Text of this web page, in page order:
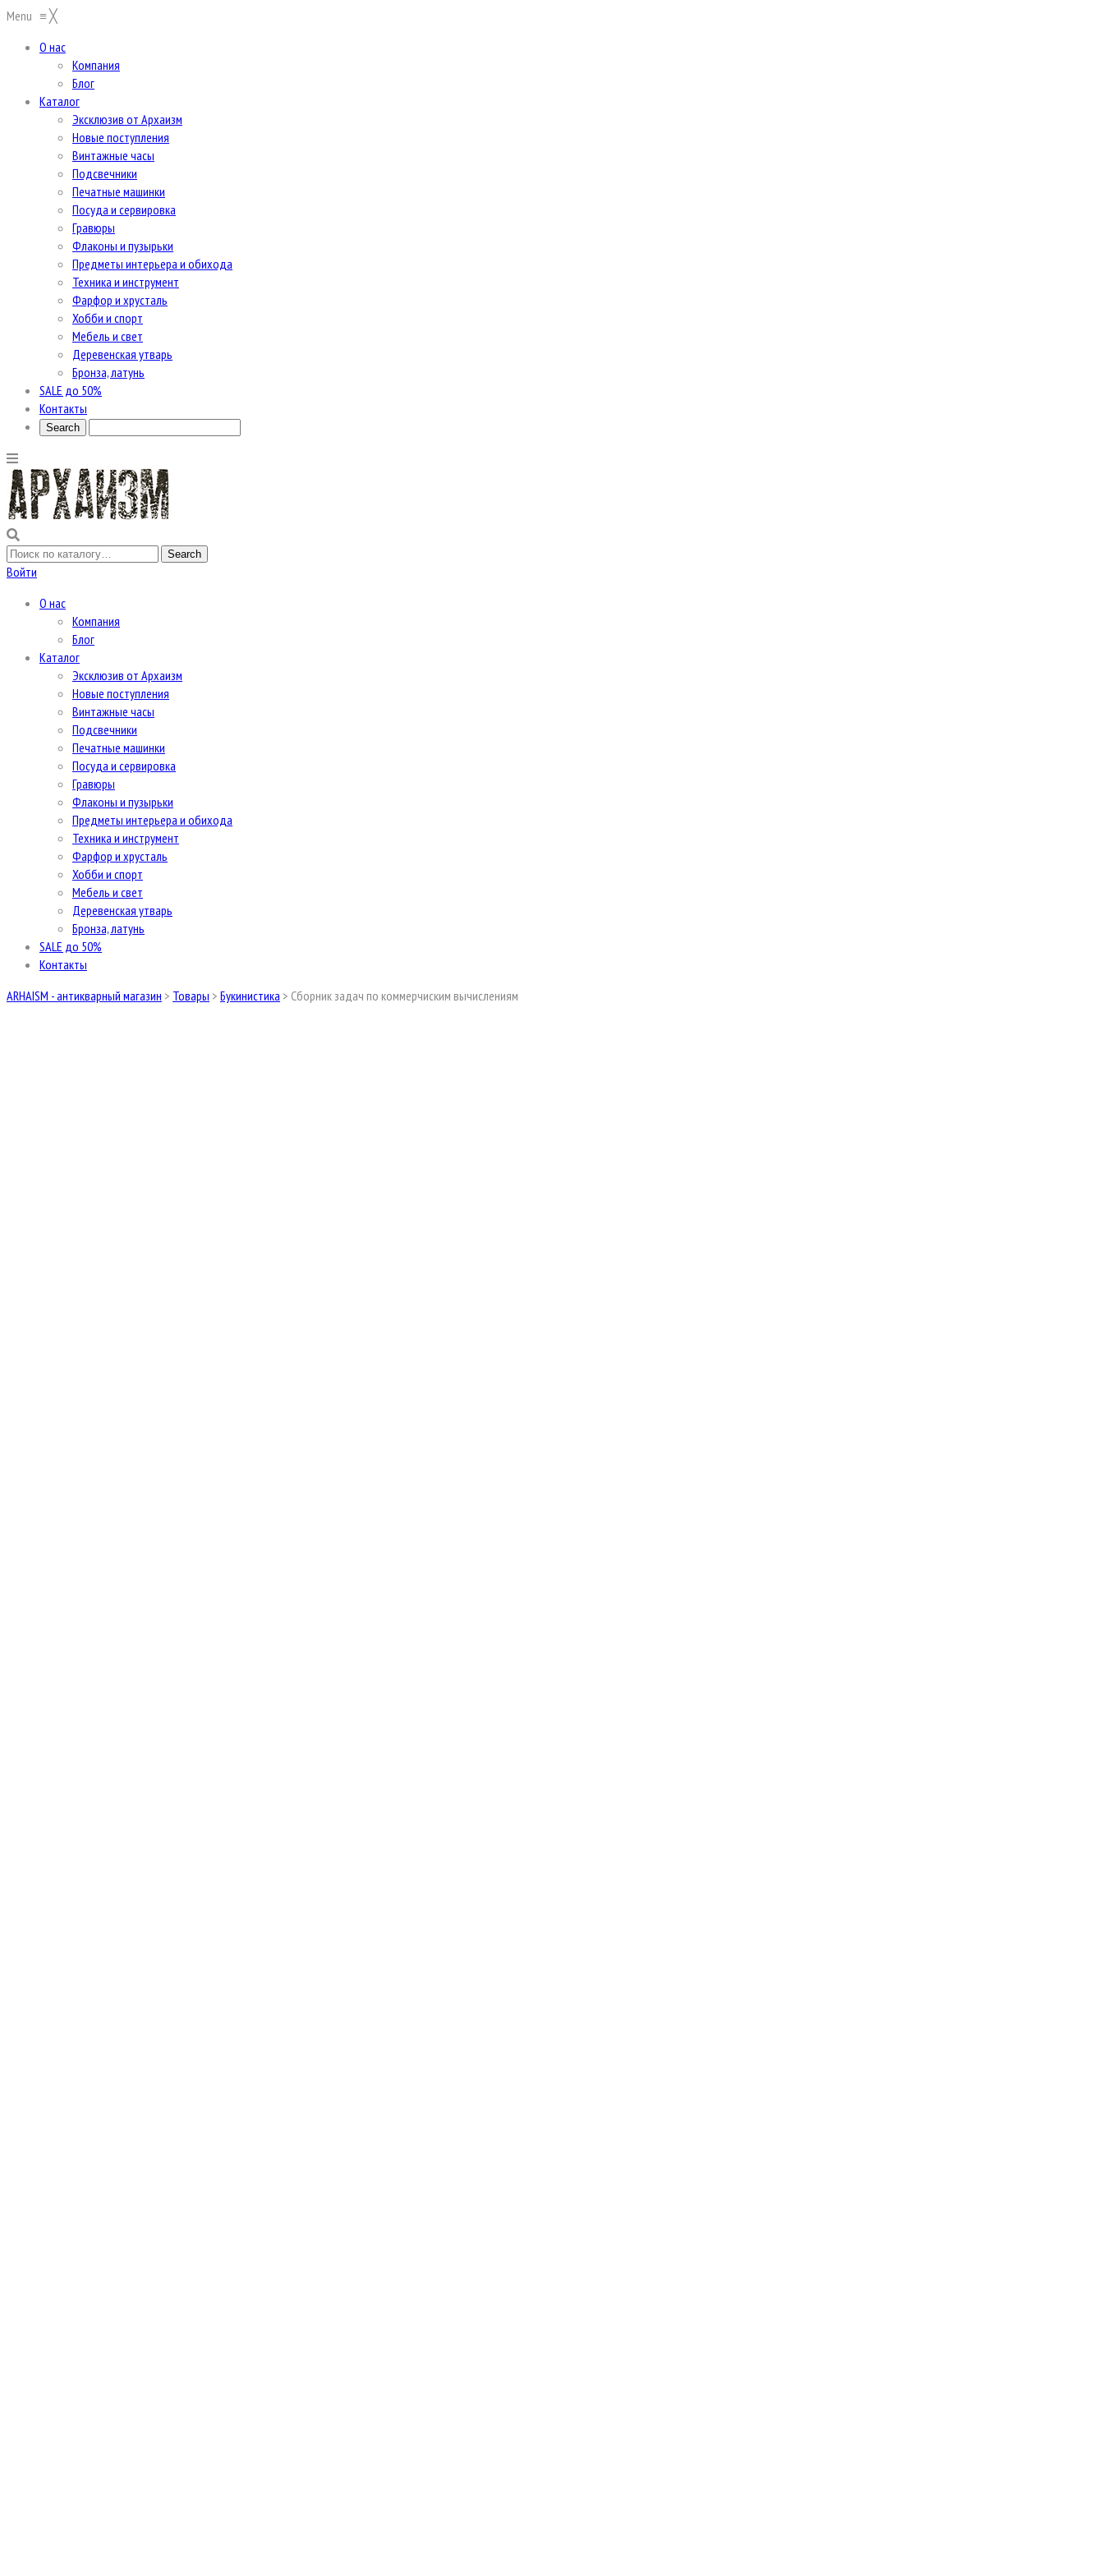
Menu ≡╳
О нас
Компания
Блог
Каталог
Эксклюзив от Архаизм
Новые поступления
Винтажные часы
Подсвечники
Печатные машинки
Посуда и сервировка
Гравюры
Флаконы и пузырьки
Предметы интерьера и обихода
Техника и инструмент
Фарфор и хрусталь
Хобби и спорт
Мебель и свет
Деревенская утварь
Бронза, латунь
SALE до 50%
Контакты
Войти
О нас
Компания
Блог
Каталог
Эксклюзив от Архаизм
Новые поступления
Винтажные часы
Подсвечники
Печатные машинки
Посуда и сервировка
Гравюры
Флаконы и пузырьки
Предметы интерьера и обихода
Техника и инструмент
Фарфор и хрусталь
Хобби и спорт
Мебель и свет
Деревенская утварь
Бронза, латунь
SALE до 50%
Контакты
ARHAISM - антикварный магазин > Товары > Букинистика > Сборник задач по коммерчиским вычислениям